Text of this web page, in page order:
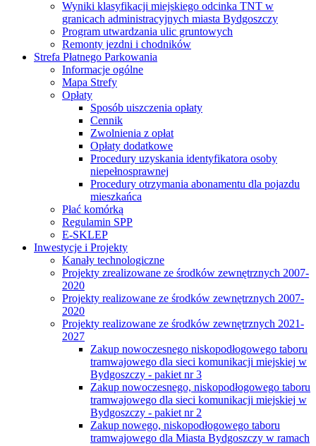
Wyniki klasyfikacji miejskiego odcinka TNT w
granicach administracyjnych miasta Bydgoszczy
Program utwardzania ulic gruntowych
Remonty jezdni i chodników
Strefa Płatnego Parkowania
Informacje ogólne
Mapa Strefy
Opłaty
Sposób uiszczenia opłaty
Cennik
Zwolnienia z opłat
Opłaty dodatkowe
Procedury uzyskania identyfikatora osoby
niepełnosprawnej
Procedury otrzymania abonamentu dla pojazdu
mieszkańca
Płać komórką
Regulamin SPP
E-SKLEP
Inwestycje i Projekty
Kanały technologiczne
Projekty zrealizowane ze środków zewnętrznych 2007-
2020
Projekty realizowane ze środków zewnętrznych 2007-
2020
Projekty realizowane ze środków zewnętrznych 2021-
2027
Zakup nowoczesnego niskopodłogowego taboru
tramwajowego dla sieci komunikacji miejskiej w
Bydgoszczy - pakiet nr 3
Zakup nowoczesnego, niskopodłogowego taboru
tramwajowego dla sieci komunikacji miejskiej w
Bydgoszczy - pakiet nr 2
Zakup nowego, niskopodłogowego taboru
tramwajowego dla Miasta Bydgoszczy w ramach